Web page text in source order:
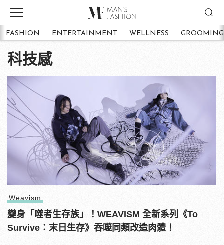
FASHION ENTERTAINMENT WELLNESS GROOMING
科技感
Weavism
變身「噬者生存族」！WEAVISM 全新系列《To
Survive：末日生存》吞噬同類改造肉體！